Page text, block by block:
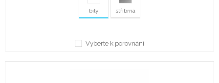
bílý stříbrná
Vyberte k porovnání